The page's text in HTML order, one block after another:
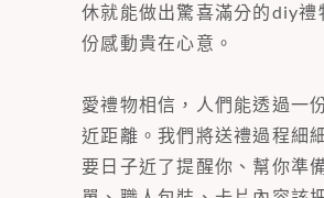
休就能做出驚喜滿分的diy禮
份感動貴在心意。
愛禮物相信，人們能透過一
近距離。我們將送禮過程細
要日子近了提醒你、幫你準